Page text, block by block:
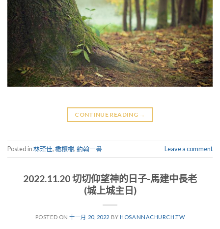
CONTINUE READING →
Posted in林瑾佳,橄欖樹,約翰一書 Leave a comment
2022.11.20 切切仰望神的日子-馬建中長老
(城上城主日)
POSTED ON十一月 20, 2022 BYHOSANNACHURCH.TW